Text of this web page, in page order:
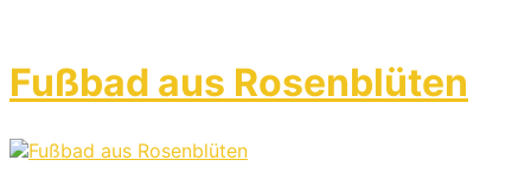
Fußbad aus Rosenblüten